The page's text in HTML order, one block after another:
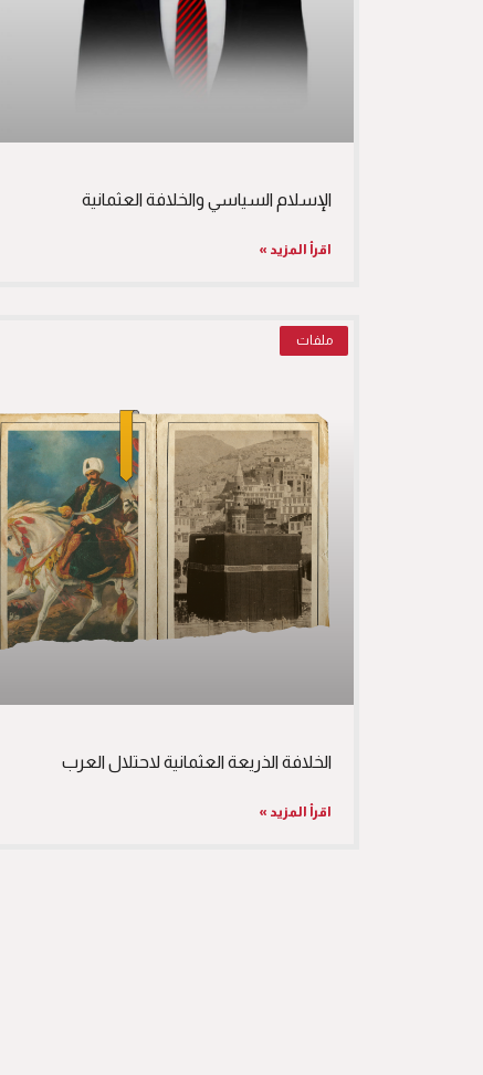
الإسلام السياسي والخلافة العثمانية
اقرأ المزيد »
ملفات
الخلافة الذريعة العثمانية لاحتلال العرب
اقرأ المزيد »